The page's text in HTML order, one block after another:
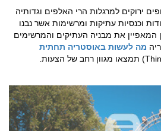
ירוקים למרגלות הרי האלפים וגדותיה
וכנסיות עתיקות ומרשימות אשר נבנו
המאפיין את מבניה העתיקים והמרשימים
מה לעשות באוסטריה תחתית